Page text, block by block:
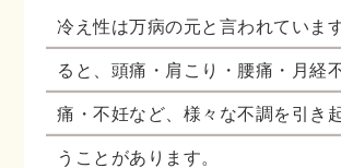
冷え性は万病の元と言われていま
ると、頭痛・肩こり・腰痛・月経
痛・不妊など、様々な不調を引き
うことがあります。